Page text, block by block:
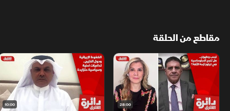
مقاطع من الحلقة
28:00
10:00